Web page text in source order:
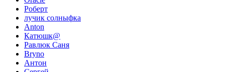
Роберт
лучик солныфка
Anton
Катюшк@
Равлюк Саня
Bryno
Антон